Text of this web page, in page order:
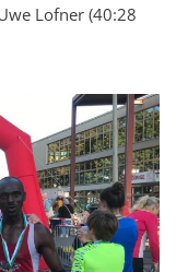
Lofner (40:28